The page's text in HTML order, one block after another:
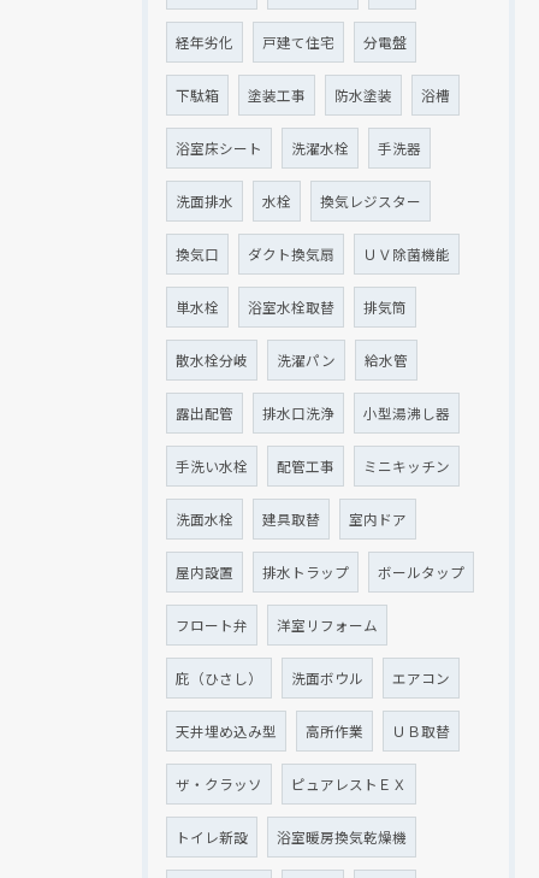
経年劣化 戸建て住宅 分電盤
下駄箱 塗装工事 防水塗装 浴槽
浴室床シート 洗濯水栓 手洗器
洗面排水 水栓 換気レジスター
換気口 ダクト換気扇 ＵＶ除菌機能
単水栓 浴室水栓取替 排気筒
散水栓分岐 洗濯パン 給水管
露出配管 排水口洗浄 小型湯沸し器
手洗い水栓 配管工事 ミニキッチン
洗面水栓 建具取替 室内ドア
屋内設置 排水トラップ ボールタップ
フロート弁 洋室リフォーム
庇（ひさし） 洗面ボウル エアコン
天井埋め込み型 高所作業 ＵＢ取替
ザ・クラッソ ピュアレストＥＸ
トイレ新設 浴室暖房換気乾燥機